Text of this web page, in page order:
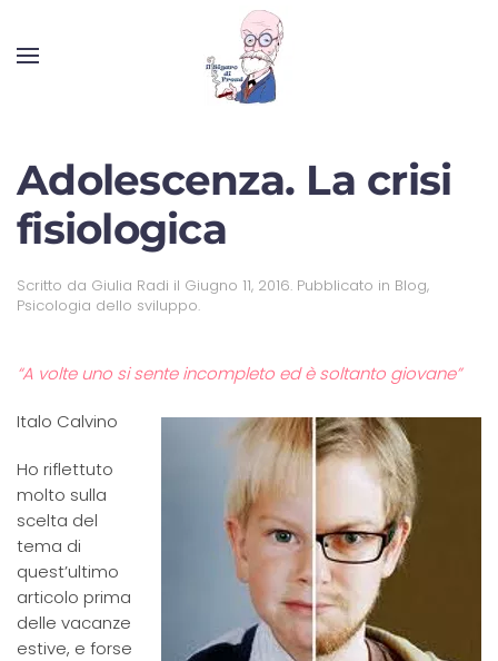
Adolescenza. La crisi
fisiologica
Scritto da Giulia Radi il Giugno 11, 2016. Pubblicato in Blog,
Psicologia dello sviluppo.
“A volte uno si sente incompleto ed è soltanto giovane”
Italo Calvino
Ho riflettuto
molto sulla
scelta del
tema di
quest’ultimo
articolo prima
delle vacanze
estive, e forse